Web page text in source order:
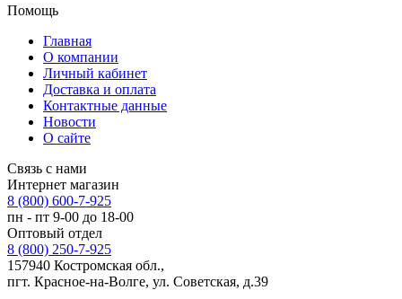
Помощь
Главная
О компании
Личный кабинет
Доставка и оплата
Контактные данные
Новости
О сайте
Связь с нами
Интернет магазин
8 (800) 600-7-925
пн - пт 9-00 до 18-00
Оптовый отдел
8 (800) 250-7-925
157940 Костромская обл.,
пгт. Красное-на-Волге, ул. Советская, д.39